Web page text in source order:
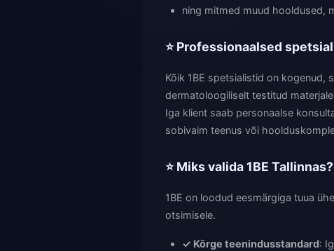
ning mitmed muud hooldused,
⭐ Professionaalsed
Kõik 1BE spetsialistid on kogenud,
dermatoloogiliselt testitud
Iga klient saab personaalse
sobivaim teenus või
⭐ Miks valida 1BE Tallinnas?
1BE on loodud eesmärgiga tuua
otsimisele.
✓ Kõrge teenindusstandard: